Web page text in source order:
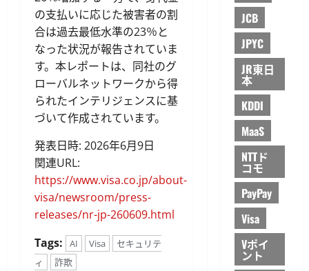
の支払いに応じた被害者の割
合は過去最低水準の23％と
なった状況が報告されていま
す。本レポートは、同社のグ
ローバルネットワークから得
られたインテリジェンスに基
づいて作成されています。
発表日時: 2026年6月9日
関連URL:
https://www.visa.co.jp/about-
visa/newsroom/press-
releases/nr-jp-260609.html
Tags:
AI Visa
セキュリテ
ィ
詐欺
JCB
JPYC
JR東日
本
KDDI
MaaS
NTTド
コモ
PayPay
Visa
Vポイ
ント